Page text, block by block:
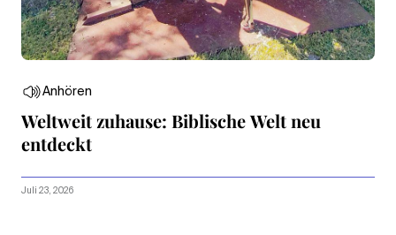
Anhören
Weltweit zuhause: Biblische Welt neu
entdeckt
Juli 23, 2026